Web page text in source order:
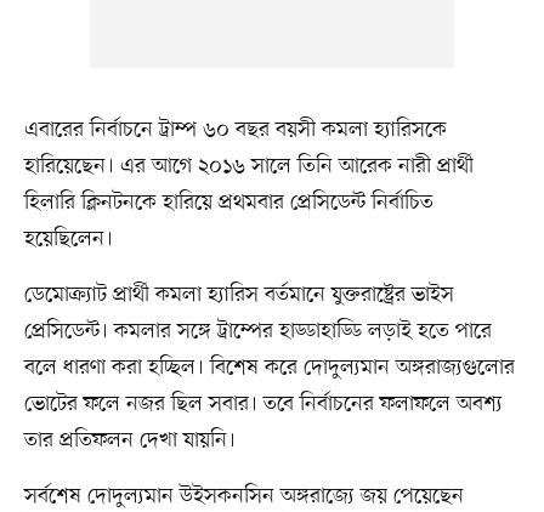
এবারের নির্বাচনে ট্রাম্প ৬০ বছর বয়সী কমলা হ্যারিসকে
হারিয়েছেন। এর আগে ২০১৬ সালে তিনি আরেক নারী প্রার্থী
হিলারি ক্লিনটনকে হারিয়ে প্রথমবার প্রেসিডেন্ট নির্বাচিত
হয়েছিলেন।
ডেমোক্র্যাট প্রার্থী কমলা হ্যারিস বর্তমানে যুক্তরাষ্ট্রের ভাইস
প্রেসিডেন্ট। কমলার সঙ্গে ট্রাম্পের হাড্ডাহাড্ডি লড়াই হতে পারে
বলে ধারণা করা হচ্ছিল। বিশেষ করে দোদুল্যমান অঙ্গরাজ্যগুলোর
ভোটের ফলে নজর ছিল সবার। তবে নির্বাচনের ফলাফলে অবশ্য
তার প্রতিফলন দেখা যায়নি।
সর্বশেষ দোদুল্যমান উইসকনসিন অঙ্গরাজ্যে জয় পেয়েছেন